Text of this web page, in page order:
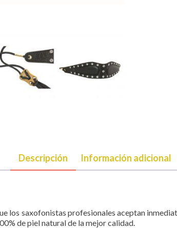
Descripción Información adicional
los saxofonistas profesionales aceptan
de piel natural de la mejor calidad.